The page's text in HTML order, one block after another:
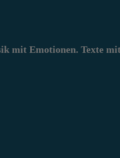
mit Emotionen. Texte